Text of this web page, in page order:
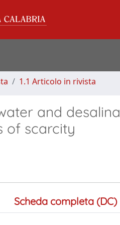
1.1 Articolo in rivista
and
of scarcity
Scheda completa (DC)